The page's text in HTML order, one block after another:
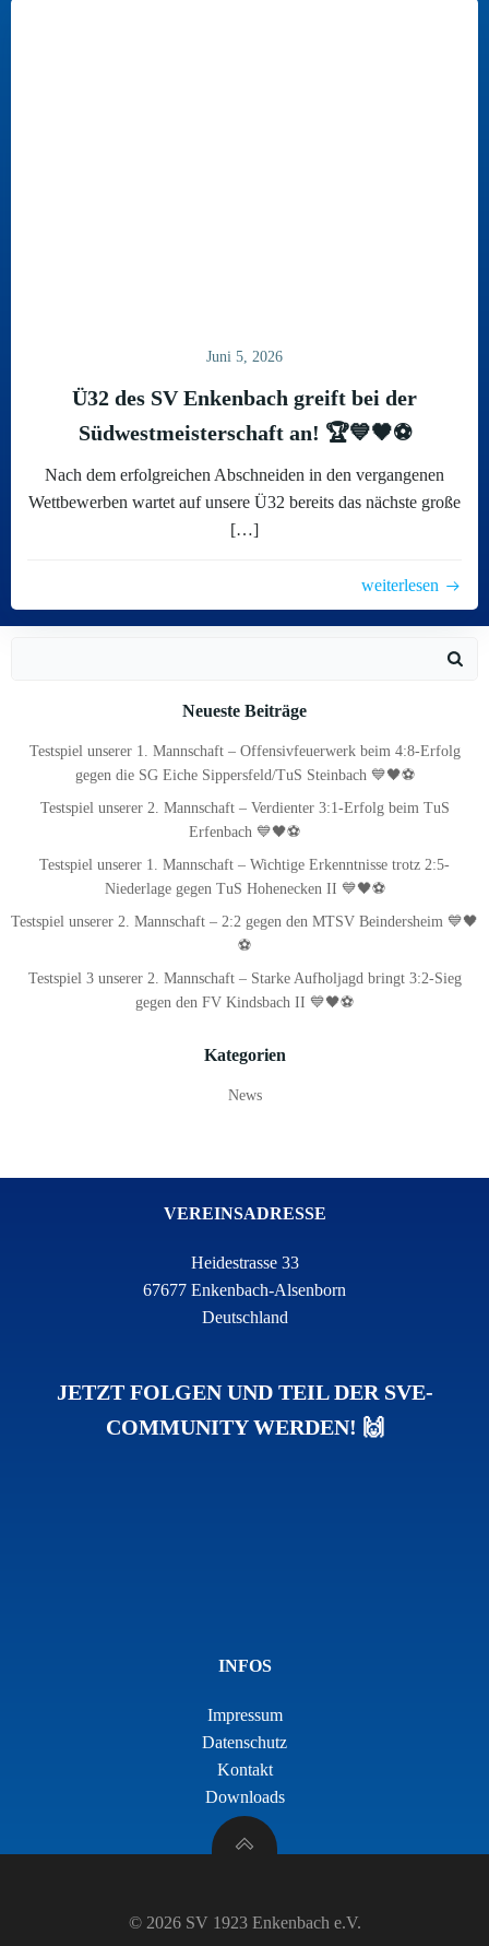
Juni 5, 2026
Ü32 des SV Enkenbach greift bei der
Südwestmeisterschaft an! 🏆💙🖤⚽
Nach dem erfolgreichen Abschneiden in den vergangenen
Wettbewerben wartet auf unsere Ü32 bereits das nächste große
[…]
weiterlesen
Neueste Beiträge
Testspiel unserer 1. Mannschaft – Offensivfeuerwerk beim 4:8-Erfolg
gegen die SG Eiche Sippersfeld/TuS Steinbach 💙🖤⚽
Testspiel unserer 2. Mannschaft – Verdienter 3:1-Erfolg beim TuS
Erfenbach 💙🖤⚽
Testspiel unserer 1. Mannschaft – Wichtige Erkenntnisse trotz 2:5-
Niederlage gegen TuS Hohenecken II 💙🖤⚽
Testspiel unserer 2. Mannschaft – 2:2 gegen den MTSV Beindersheim 💙🖤
⚽
Testspiel 3 unserer 2. Mannschaft – Starke Aufholjagd bringt 3:2-Sieg
gegen den FV Kindsbach II 💙🖤⚽
Kategorien
News
VEREINSADRESSE
Heidestrasse 33
67677 Enkenbach-Alsenborn
Deutschland
JETZT FOLGEN UND TEIL DER SVE-
COMMUNITY WERDEN! 🙌
INFOS
Impressum
Datenschutz
Kontakt
Downloads
© 2026 SV 1923 Enkenbach e.V.